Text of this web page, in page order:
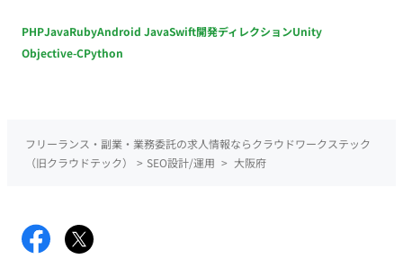
PHPJavaRubyAndroid JavaSwift開発ディレクションUnity
Objective-CPython
フリーランス・副業・業務委託の求人情報ならクラウドワークステック
（旧クラウドテック）
> SEO設計/運用 > 大阪府